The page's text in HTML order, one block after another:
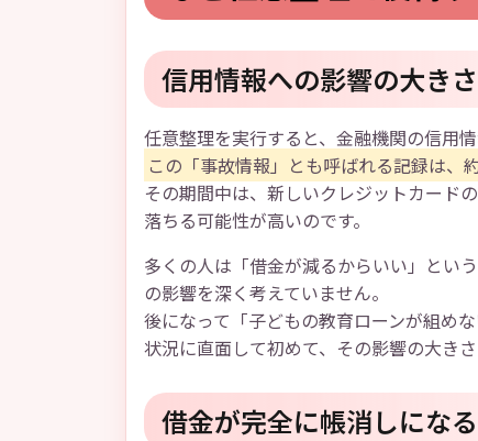
信用情報への影響の大きさ
任意整理を実行すると、金融機関の信用情
この「事故情報」とも呼ばれる記録は、
その期間中は、新しいクレジットカード
落ちる可能性が高いのです。
多くの人は「借金が減るからいい」とい
の影響を深く考えていません。
後になって「子どもの教育ローンが組め
状況に直面して初めて、その影響の大きさ
借金が完全に帳消しにな